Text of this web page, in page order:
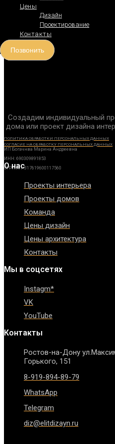
Цены
Дизайн
Проектирование
Контакты
Позвонить
Создадим индивидуальный
дома или проект дизайна
ПОЛИТИКА ОБРАБОТКИ ПЕРСОНАЛЬНЫХ ДАННЫХ
СОГЛАСИЕ НА ОБРАБОТКУ ПЕРСОНАЛЬНЫХ ДАННЫХ
ИП Богачнва Марина Андреевна
ИНН: 690309891853
ОГРНИП: 317619600117560
О нас
Проекты интерьера
Проекты домов
Команда
Цены дизайн
Цены архитектура
Контакты
Мы в соцсетях
Instagm*
VK
YouTube
Контакты
Ростов-на-Дону
Горького, 151
8-919-894-89-79
WhatsApp
Telegram
diz@elitdizayn.ru